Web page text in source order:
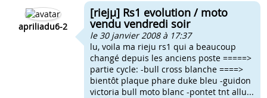
apriliadu6-2
[riejµ] Rs1 evolution / moto
vendu vendredi soir
le 30 janvier 2008 à 17:37
lu, voila ma rieju rs1 qui a beaucoup
changé depuis les anciens poste =====>
partie cycle: -bull cross blanche ====>
bientôt plaque phare duke bleu -guidon
victoria bull moto blanc -pontet tnt allu...